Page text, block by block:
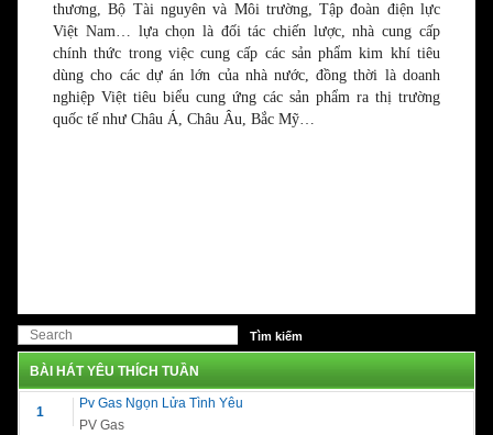
thương, Bộ Tài nguyên và Môi trường, Tập đoàn điện lực
Việt Nam… lựa chọn là đối tác chiến lược, nhà cung cấp
chính thức trong việc cung cấp các sản phẩm kim khí tiêu
dùng cho các dự án lớn của nhà nước, đồng thời là doanh
nghiệp Việt tiêu biểu cung ứng các sản phẩm ra thị trường
quốc tế như Châu Á, Châu Âu, Bắc Mỹ…
BÀI HÁT YÊU THÍCH TUẦN
1
Pv Gas Ngọn Lửa Tình Yêu
PV Gas